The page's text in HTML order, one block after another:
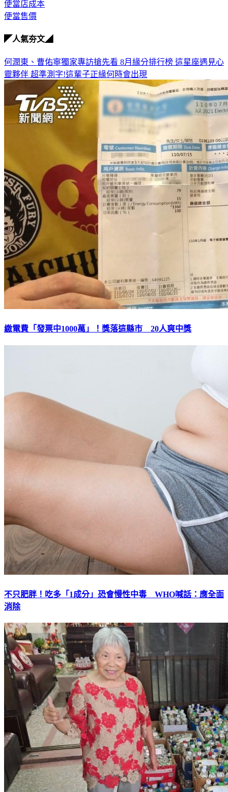
便當店成本
便當售價
◤人氣夯文◢
何潤東、曹佑寧獨家專訪搶先看 8月緣分排行榜 這星座遇見心
靈夥伴 超準測字!這輩子正緣何時會出現
繳電費「發票中1000萬」！獎落這縣市 20人爽中獎
不只肥胖！吃多「1成分」恐會慢性中毒 WHO喊話：應全面
消除